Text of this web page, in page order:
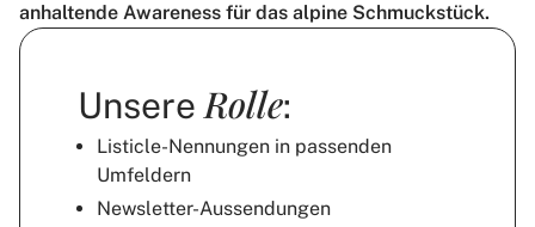
anhaltende Awareness für das alpine Schmuckstück.
Unsere Rolle:
Listicle-Nennungen in passenden
Umfeldern
Newsletter-Aussendungen